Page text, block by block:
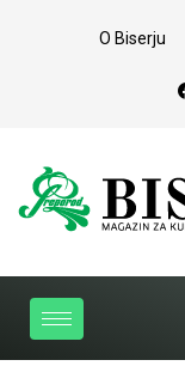
O Biserju